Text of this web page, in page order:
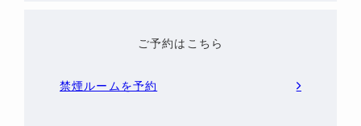
ご予約はこちら
禁煙ルームを予約